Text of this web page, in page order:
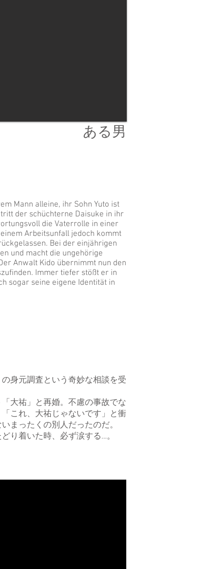
ある男
Mann alleine, ihr Sohn Yuto ist
der schüchterne Daisuke in ihr
die Vaterrolle in einer
Arbeitsunfall jedoch kommt
Bei der einjährigen
und macht die ungehörige
Anwalt Kido übernimmt nun den
Immer tiefer stößt er in
sogar seine eigene Identität in
身元調査という奇妙な相談を受
大祐」と再婚。不慮の事故でな
これ、大祐じゃないです」と衝
まったくの別人だったのだ。
り着いた時、必ず涙する…。